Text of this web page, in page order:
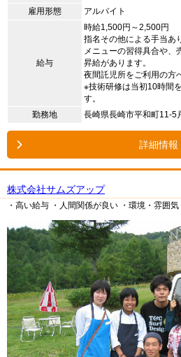
雇用形態
アルバイト
給与
時給1,500円～2,500円
指名その他による手当あ
メニューの習得具合や、
昇給があります。
夜間託児所をご利用の方
※技術研修は当初10時間
す。
勤務地
長崎県長崎市平和町11-5
詳細情報
株式会社サムズアップ
・高い給与 ・人間関係が良い ・環境・雰囲気